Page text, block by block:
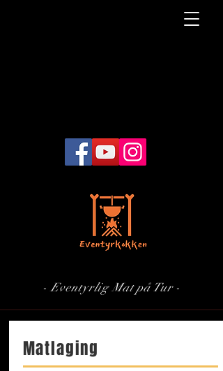
- Eventyrlig Mat på Tur -
Matlaging